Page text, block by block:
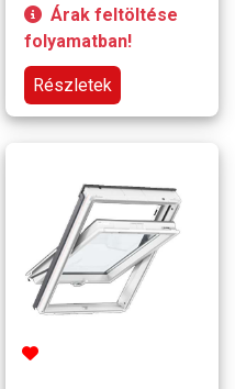
Árak feltöltése
folyamatban!
Részletek